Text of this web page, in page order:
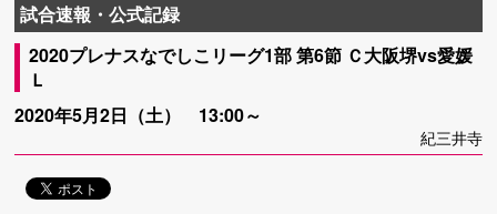
試合速報・公式記録
2020プレナスなでしこリーグ1部 第6節 Ｃ大阪堺vs愛媛
Ｌ
2020年5月2日（土） 13:00～
紀三井寺